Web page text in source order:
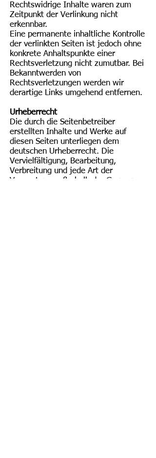
Rechtswidrige Inhalte waren zum
Zeitpunkt der Verlinkung nicht
erkennbar.
Eine permanente inhaltliche Kontrolle
der verlinkten Seiten ist jedoch ohne
konkrete Anhaltspunkte einer
Rechtsverletzung nicht zumutbar. Bei
Bekanntwerden von
Rechtsverletzungen werden wir
derartige Links umgehend entfernen.
Urheberrecht
Die durch die Seitenbetreiber
erstellten Inhalte und Werke auf
diesen Seiten unterliegen dem
deutschen Urheberrecht. Die
Vervielfältigung, Bearbeitung,
Verbreitung und jede Art der
Verwertung außerhalb der Grenzen